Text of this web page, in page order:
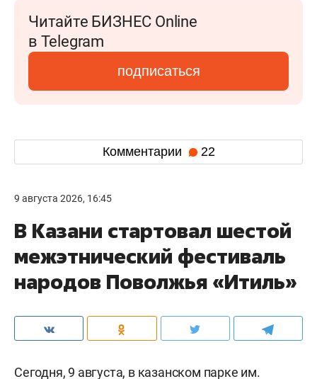
Читайте БИЗНЕС Online
в Telegram
подписаться
Комментарии 22
9 августа 2026, 16:45
В Казани стартовал шестой
межэтнический фестиваль
народов Поволжья «Итиль»
Сегодня, 9 августа, в казанском парке им.